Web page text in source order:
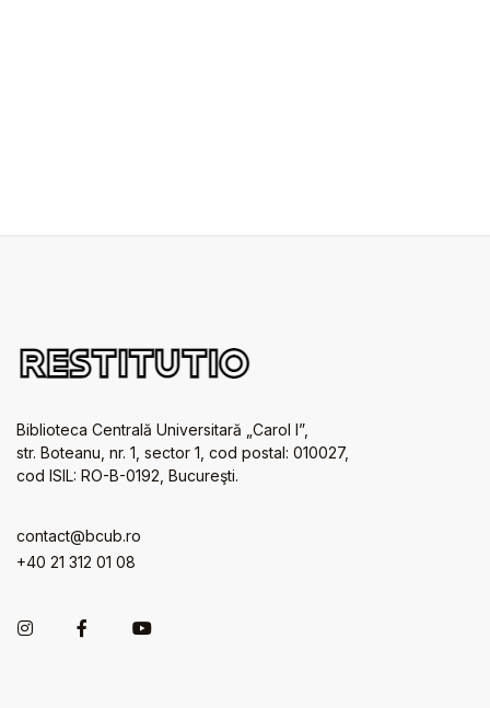
Biblioteca Centrală Universitară „Carol I”,
str. Boteanu, nr. 1, sector 1, cod postal: 010027,
cod ISIL: RO-B-0192, Bucureşti.
contact@bcub.ro
+40 21 312 01 08